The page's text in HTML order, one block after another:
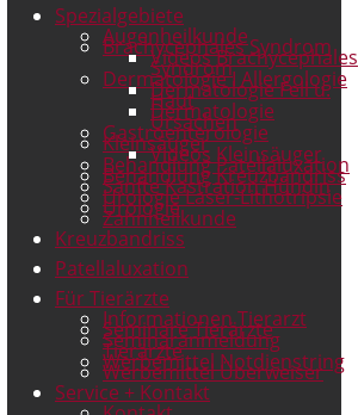
Spezialgebiete
Augenheilkunde
Brachycephales Syndrom
Videos Brachycephales
Syndrom
Dermatologie I Allergologie
Dermatologie Fell u.
Haut
Dermatologie
Ursachen
Gastroenterologie
Kleinsäuger
Videos Kleinsäuger
Behandlung Patellaluxation
Behandlung Kreuzbandriss
Sanfte Kastration Hündin
Urologie Laser-Lithotripsie
Urologie
Zahnheilkunde
Kreuzbandriss
Patellaluxation
Für Tierärzte
Informationen Tierarzt
Seminare Tierärzte
Seminaranmeldung
Tierärzte
Werbemittel Notdienstring
Werbemittel Überweiser
Service + Kontakt